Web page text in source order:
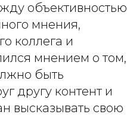
объективностью
мнения,
коллега и
мнением о том,
быть
другу контент и
высказывать свою